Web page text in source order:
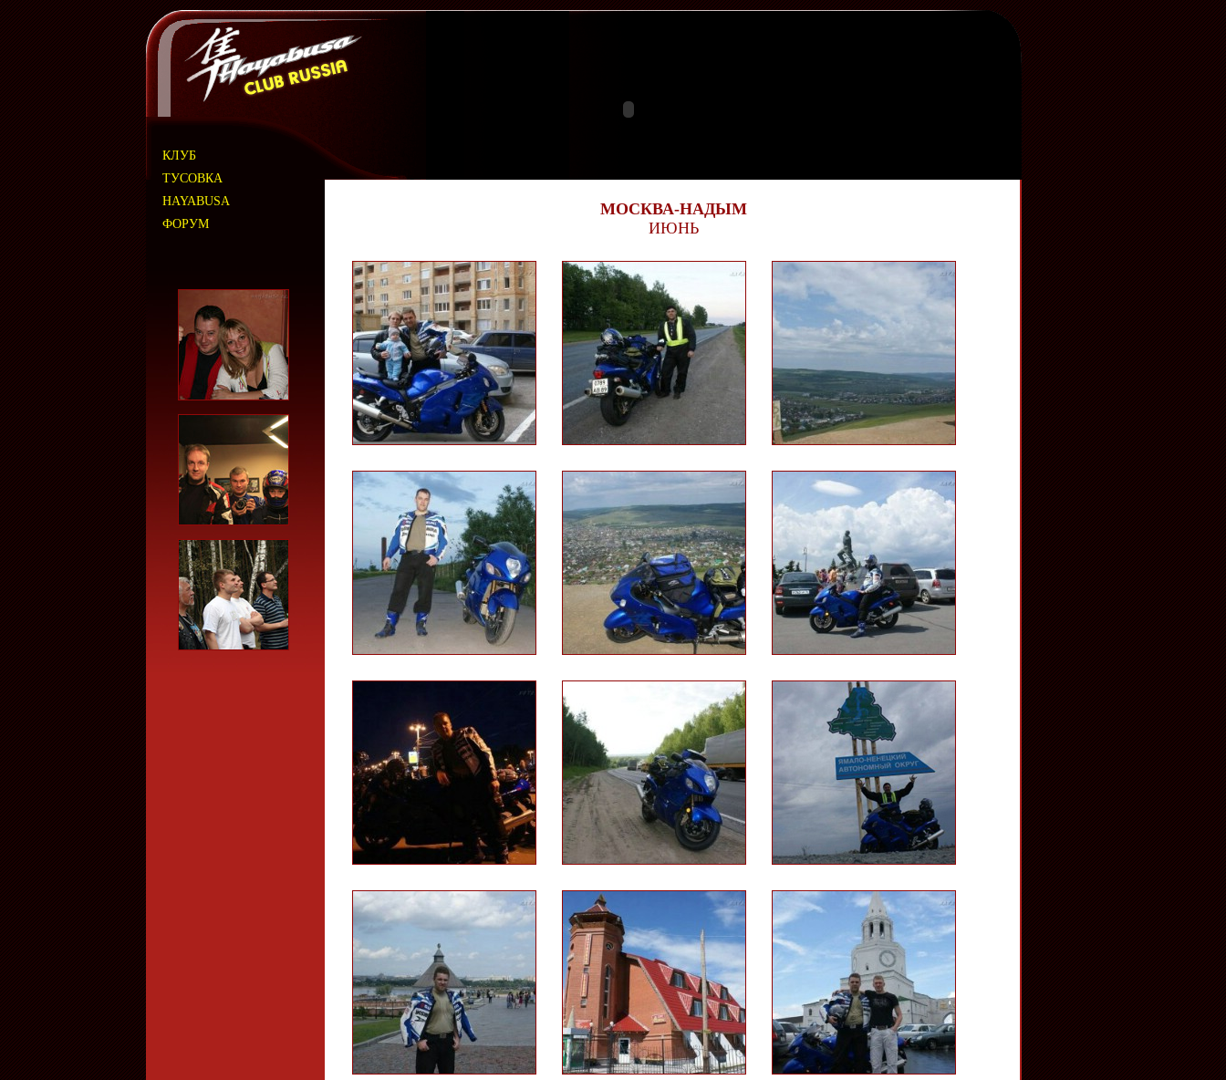
КЛУБ
ТУСОВКА
HAYABUSA
ФОРУМ
МОСКВА-НАДЫМ
ИЮНЬ